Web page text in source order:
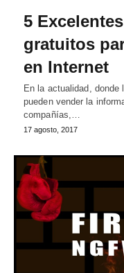
5
gratuitos
en Internet
En la actualidad, donde
pueden vender la
compañías,…
17 agosto, 2017